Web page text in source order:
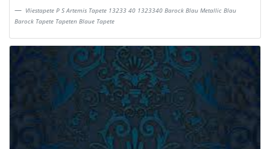
Vliestapete P S Artemis Tapete 13233 40 1323340 Barock Blau Metallic Blau
Barock Tapete Tapeten Blaue Tapete